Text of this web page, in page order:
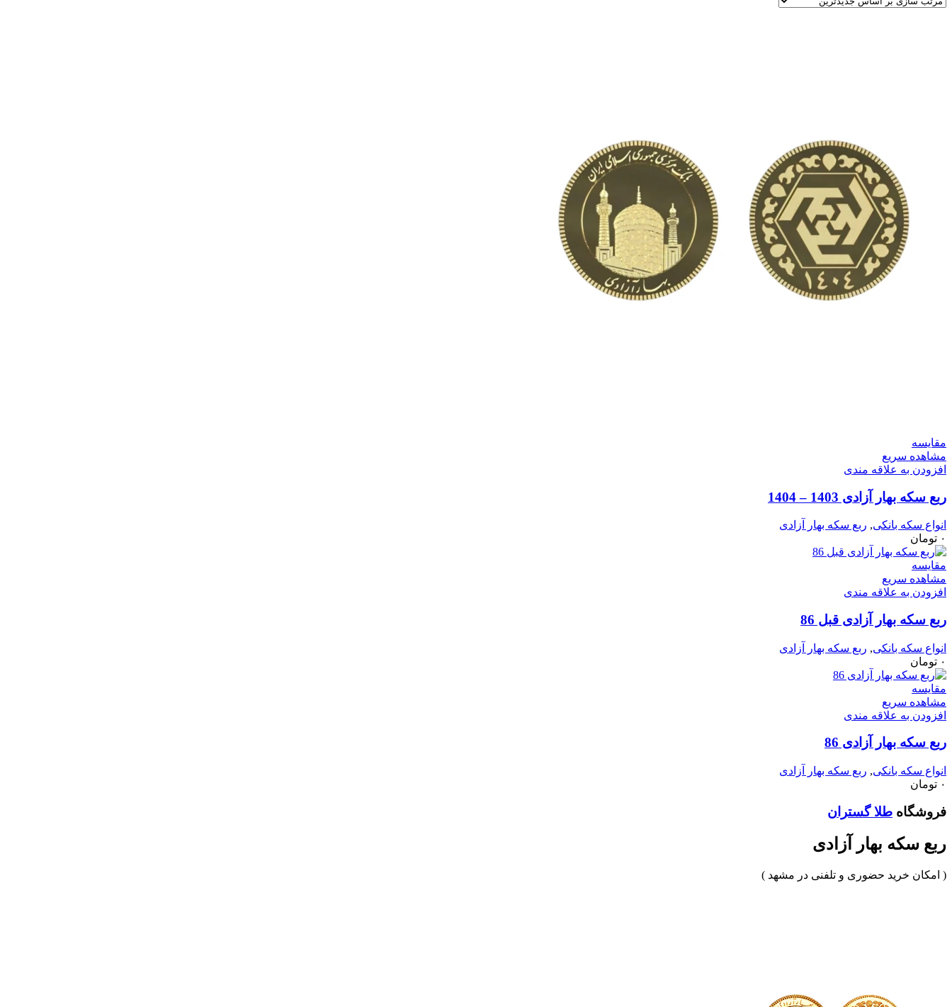
مقایسه
مشاهده سریع
افزودن به علاقه مندی
ربع سکه بهار آزادی 1403 – 1404
انواع سکه بانکی, ربع سکه بهار آزادی
۰ تومان
مقایسه
مشاهده سریع
افزودن به علاقه مندی
ربع سکه بهار آزادی قبل 86
انواع سکه بانکی, ربع سکه بهار آزادی
۰ تومان
مقایسه
مشاهده سریع
افزودن به علاقه مندی
ربع سکه بهار آزادی 86
انواع سکه بانکی, ربع سکه بهار آزادی
۰ تومان
فروشگاه طلا گستران
ربع سکه بهار آزادی
( امکان خرید حضوری و تلفنی در مشهد )